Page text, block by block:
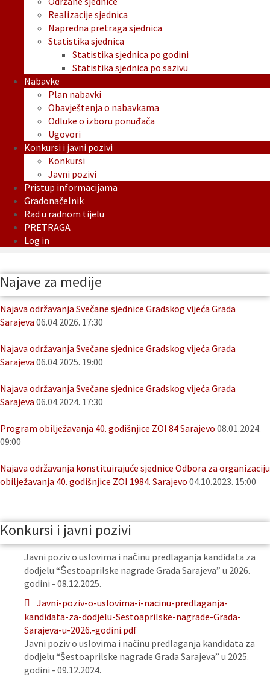
Realizacije sjednica
Napredna pretraga sjednica
Statistika sjednica
Statistika sjednica po godini
Statistika sjednica po sazivu
Nabavke
Plan nabavki
Obavještenja o nabavkama
Odluke o izboru ponuđača
Ugovori
Konkursi i javni pozivi
Konkursi
Javni pozivi
Pristup informacijama
Gradonačelnik
Rad u radnom tijelu
PRETRAGA
Log in
Najave za medije
Najava održavanja Svečane sjednice Gradskog vijeća Grada
Sarajeva 06.04.2026. 17:30
Najava održavanja Svečane sjednice Gradskog vijeća Grada
Sarajeva 06.04.2025. 19:00
Najava održavanja Svečane sjednice Gradskog vijeća Grada
Sarajeva 06.04.2024. 17:30
Program obilježavanja 40. godišnjice ZOI 84 Sarajevo 08.01.2024.
09:00
Najava održavanja konstituirajuće sjednice Odbora za organizaciju
obilježavanja 40. godišnjice ZOI 1984. Sarajevo 04.10.2023. 15:00
Konkursi i javni pozivi
Javni poziv o uslovima i načinu predlaganja kandidata za
dodjelu “Šestoaprilske nagrade Grada Sarajeva” u 2026.
godini - 08.12.2025.
Javni-poziv-o-uslovima-i-nacinu-predlaganja-
kandidata-za-dodjelu-Sestoaprilske-nagrade-Grada-
Sarajeva-u-2026.-godini.pdf
Javni poziv o uslovima i načinu predlaganja kandidata za
dodjelu “Šestoaprilske nagrade Grada Sarajeva” u 2025.
godini - 09.12.2024.